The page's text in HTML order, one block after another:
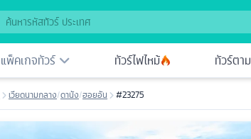
แพ็คเกจทัวร์ ทัวร์ไฟไหม้ ทัวร์ตา
เวียดนามกลาง/ดานัง/ฮอยอัน #23275